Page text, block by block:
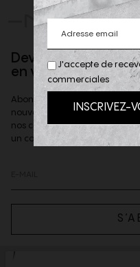
-NOUS
Devenez client
en vous inscrivant à
Abonnez-vous à notre
nouveautés de la boutique,
nos coups de coeur et offres
un code de reduction de
J'accepte de
commerciales